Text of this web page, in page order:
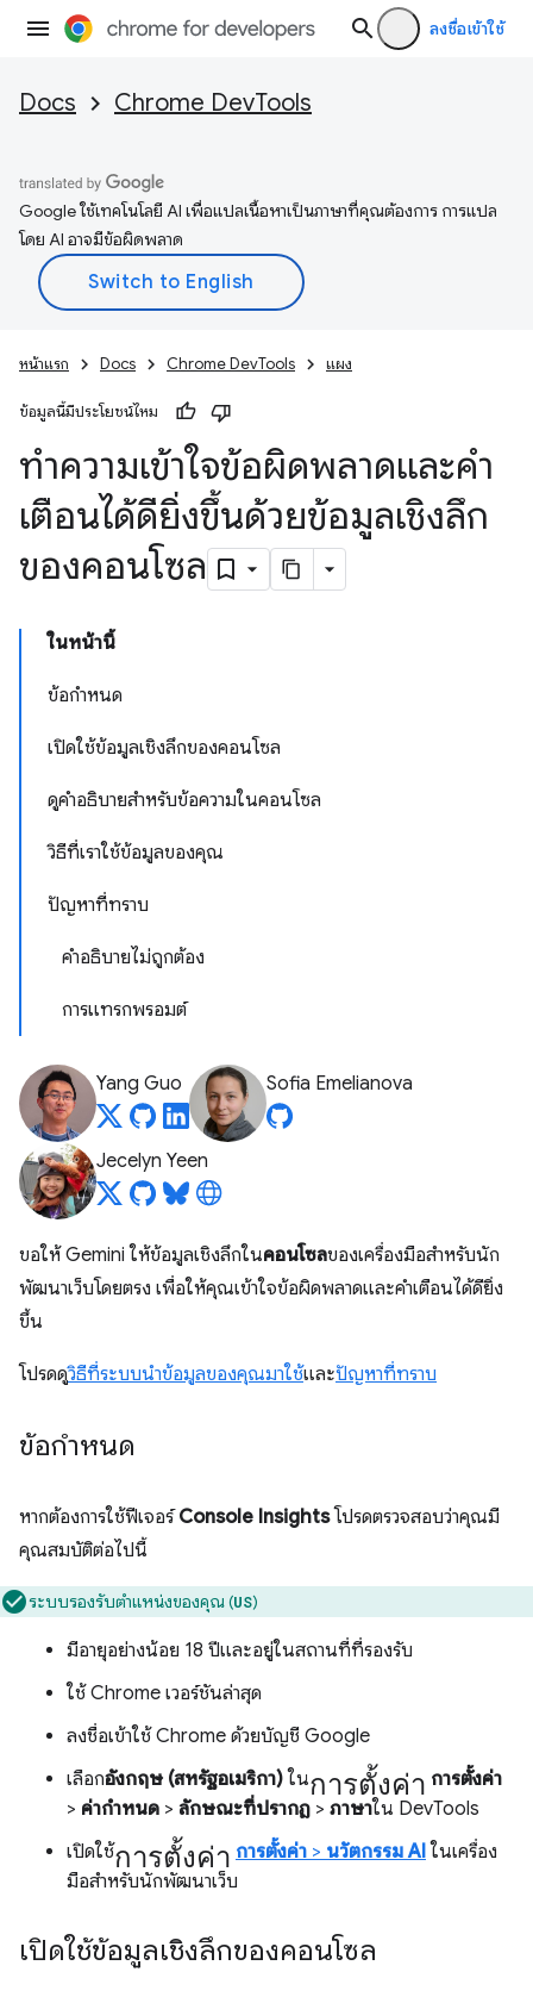
ลงชื่อเข้าใช้
Docs Chrome DevTools
Google ใช้เทคโนโลยี AI เพื่อแปลเนื้อหาเป็นภาษาที่คุณต้องการ การแปล
โดย AI อาจมีข้อผิดพลาด
หน้าแรก Docs Chrome DevTools แผง
ข้อมูลนี้มีประโยชน์ไหม
ทําความเข้าใจข้อผิดพลาดและคํา
เตือนได้ดียิ่งขึ้นด้วยข้อมูลเชิงลึก
ของคอนโซล
ในหน้านี้
ข้อกำหนด
เปิดใช้ข้อมูลเชิงลึกของคอนโซล
ดูคำอธิบายสำหรับข้อความในคอนโซล
วิธีที่เราใช้ข้อมูลของคุณ
ปัญหาที่ทราบ
คำอธิบายไม่ถูกต้อง
การแทรกพรอมต์
Yang Guo Sofia Emelianova
Jecelyn Yeen
ขอให้ Gemini ให้ข้อมูลเชิงลึกในคอนโซลของเครื่องมือสำหรับนัก
พัฒนาเว็บโดยตรง เพื่อให้คุณเข้าใจข้อผิดพลาดและคําเตือนได้ดียิ่ง
ขึ้น
โปรดดูวิธีที่ระบบนำข้อมูลของคุณมาใช้และปัญหาที่ทราบ
ข้อกำหนด
หากต้องการใช้ฟีเจอร์Console Insightsโปรดตรวจสอบว่าคุณมี
คุณสมบัติต่อไปนี้
ระบบรองรับตำแหน่งของคุณ (US)
มีอายุอย่างน้อย 18 ปีและอยู่ในสถานที่ที่รองรับ
ใช้ Chrome เวอร์ชันล่าสุด
ลงชื่อเข้าใช้ Chrome ด้วยบัญชี Google
เลือกอังกฤษ (สหรัฐอเมริกา) ในการตั้งค่า การตั้งค่า
> ค่ากําหนด > ลักษณะที่ปรากฏ > ภาษาใน DevTools
เปิดใช้การตั้งค่า การตั้งค่า > นวัตกรรม AIในเครื่อง
มือสำหรับนักพัฒนาเว็บ
เปิดใช้ข้อมูลเชิงลึกของคอนโซล